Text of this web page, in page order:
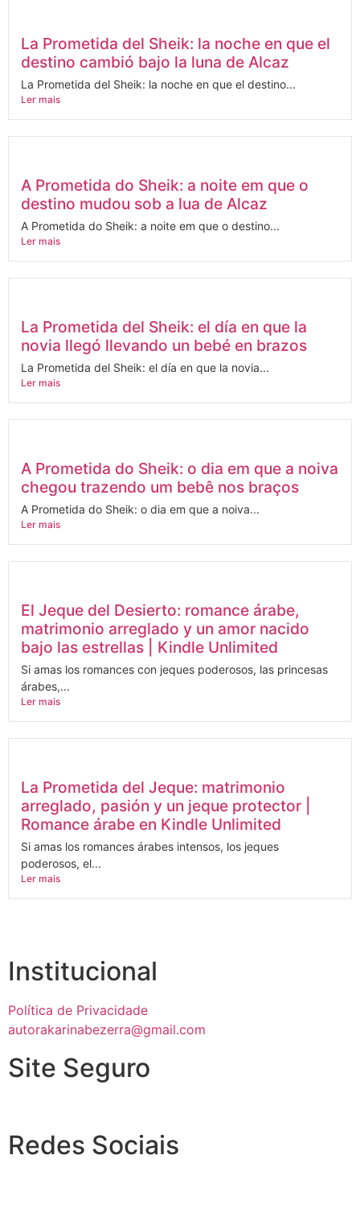
La Prometida del Sheik: la noche en que el
destino cambió bajo la luna de Alcaz
La Prometida del Sheik: la noche en que el destino...
Ler mais
A Prometida do Sheik: a noite em que o
destino mudou sob a lua de Alcaz
A Prometida do Sheik: a noite em que o destino...
Ler mais
La Prometida del Sheik: el día en que la
novia llegó llevando un bebé en brazos
La Prometida del Sheik: el día en que la novia...
Ler mais
A Prometida do Sheik: o dia em que a noiva
chegou trazendo um bebê nos braços
A Prometida do Sheik: o dia em que a noiva...
Ler mais
El Jeque del Desierto: romance árabe,
matrimonio arreglado y un amor nacido
bajo las estrellas | Kindle Unlimited
Si amas los romances con jeques poderosos, las princesas
árabes,...
Ler mais
La Prometida del Jeque: matrimonio
arreglado, pasión y un jeque protector |
Romance árabe en Kindle Unlimited
Si amas los romances árabes intensos, los jeques
poderosos, el...
Ler mais
Institucional
Política de Privacidade
autorakarinabezerra@gmail.com
Site Seguro
Redes Sociais